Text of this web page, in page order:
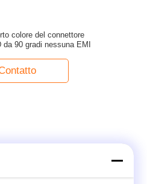
colore del connettore
90 gradi nessuna EMI